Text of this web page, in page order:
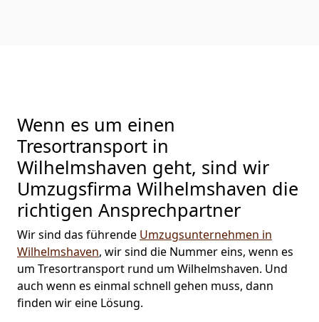
Wenn es um einen
Tresortransport in
Wilhelmshaven geht, sind wir
Umzugsfirma Wilhelmshaven die
richtigen Ansprechpartner
Wir sind das führende Umzugsunternehmen in
Wilhelmshaven, wir sind die Nummer eins, wenn es
um Tresortransport rund um Wilhelmshaven. Und
auch wenn es einmal schnell gehen muss, dann
finden wir eine Lösung.